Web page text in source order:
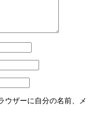
ウザーに自分の名前、メ